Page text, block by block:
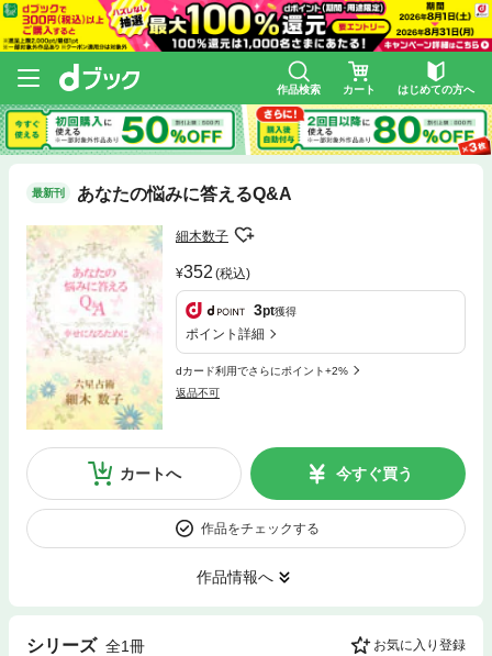
作品検索 カート はじめての方へ
最新刊 あなたの悩みに答えるQ&A
細木数子
352 (税込)
3pt獲得
ポイント詳細
dカード利用でさらにポイント+2%
返品不可
カートへ 今すぐ買う
作品をチェックする
作品情報へ
シリーズ 全1冊 お気に入り登録